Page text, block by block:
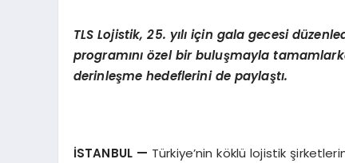
TLS Lojistik, 25. yılı için gala gecesi
programını özel bir buluşmayla
derinleşme hedeflerini de paylaştı.
İSTANBUL — Türkiye’nin köklü lojistik